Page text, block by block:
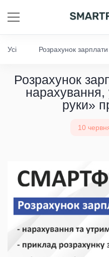
Усі Розрахунок зарплати
Розрахунок
руки»
10